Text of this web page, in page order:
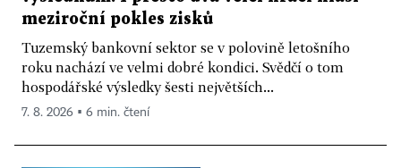
meziroční pokles zisků
Tuzemský bankovní sektor se v polovině letošního
roku nachází ve velmi dobré kondici. Svědčí o tom
hospodářské výsledky šesti největších...
7. 8. 2026 ▪ 6 min. čtení